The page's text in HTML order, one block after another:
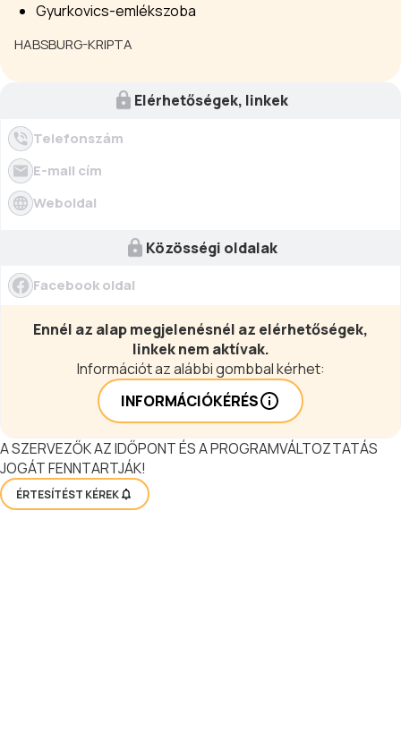
Gyurkovics-emlékszoba
HABSBURG-KRIPTA
Elérhetőségek, linkek
Telefonszám
E-mail cím
Weboldal
Közösségi oldalak
Facebook oldal
Ennél az alap megjelenésnél az elérhetőségek,
linkek nem aktívak.
Információt az alábbi gombbal kérhet:
INFORMÁCIÓKÉRÉS
A SZERVEZŐK AZ IDŐPONT ÉS A PROGRAMVÁLTOZTATÁS
JOGÁT FENNTARTJÁK!
ÉRTESÍTÉST KÉREK